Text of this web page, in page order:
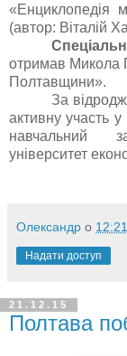
«Енциклопедія
(автор: Віталій
отримав Микола
Полтавщини».
За
активну участь
навчальний
університет
Олександр о 12:21
Надати доступ
21.12.15
Полтава